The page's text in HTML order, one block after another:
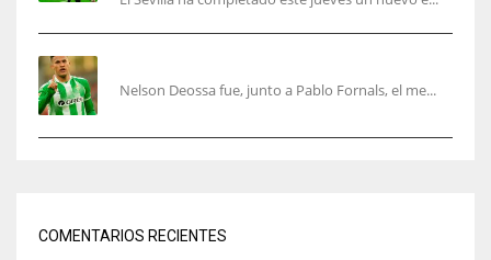
Nelson Deossa fue, junto a Pablo Fornals, el me...
COMENTARIOS RECIENTES